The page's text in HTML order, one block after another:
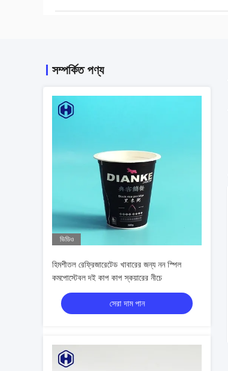
সম্পর্কিত পণ্য
ভিডিও
হিমশীতল রেফ্রিজারেটেড খাবারের জন্য নন স্পিল
কমপোস্টেবল দই কাপ কাপ স্কয়ারের নীচে
সেরা দাম পান